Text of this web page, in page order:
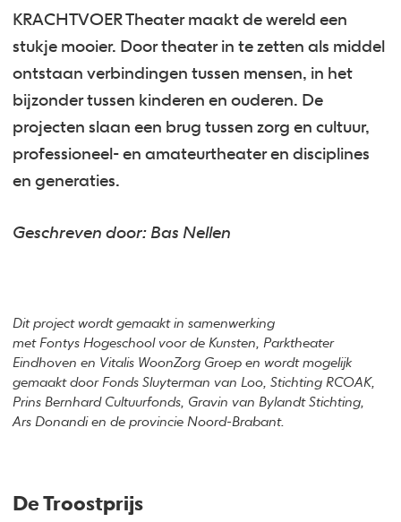
KRACHTVOER Theater maakt de wereld een
stukje mooier. Door theater in te zetten als middel
ontstaan verbindingen tussen mensen, in het
bijzonder tussen kinderen en ouderen. De
projecten slaan een brug tussen zorg en cultuur,
professioneel- en amateurtheater en disciplines
en generaties.
Geschreven door: Bas Nellen
Dit project wordt gemaakt in samenwerking
met Fontys Hogeschool voor de Kunsten, Parktheater
Eindhoven en Vitalis WoonZorg Groep en wordt mogelijk
gemaakt door Fonds Sluyterman van Loo, Stichting RCOAK,
Prins Bernhard Cultuurfonds, Gravin van Bylandt Stichting,
Ars Donandi en de provincie Noord-Brabant.
De Troostprijs